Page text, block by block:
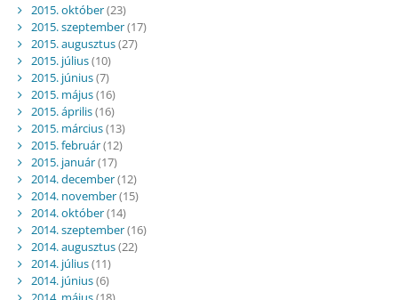
2015. október(23)
2015. szeptember(17)
2015. augusztus(27)
2015. július(10)
2015. június(7)
2015. május(16)
2015. április(16)
2015. március(13)
2015. február(12)
2015. január(17)
2014. december(12)
2014. november(15)
2014. október(14)
2014. szeptember(16)
2014. augusztus(22)
2014. július(11)
2014. június(6)